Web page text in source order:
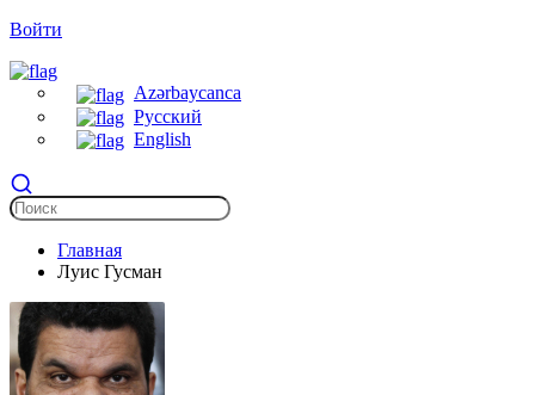
Войти
Azərbaycanca
Русский
English
Главная
Луис Гусман